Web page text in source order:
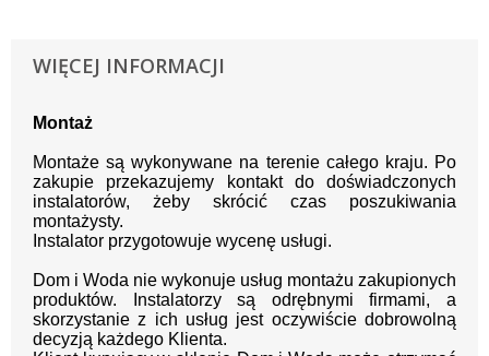
WIĘCEJ INFORMACJI
Montaż
Montaże są wykonywane na terenie całego kraju. Po
zakupie przekazujemy kontakt do doświadczonych
instalatorów, żeby skrócić czas poszukiwania
montażysty.
Instalator przygotowuje wycenę usługi.
Dom i Woda nie wykonuje usług montażu zakupionych
produktów. Instalatorzy są odrębnymi firmami, a
skorzystanie z ich usług jest oczywiście dobrowolną
decyzją każdego Klienta.